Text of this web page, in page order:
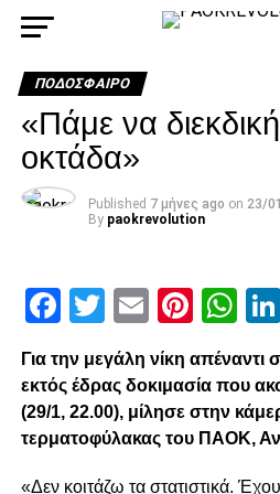
ΠΟΔΌΣΦΑΙΡΟ
«Πάμε να
οκτάδα»
Published 7 μήνες ago on 23/
By paokrevolution
Facebook
Twitter
Email
Για την μεγάλη νίκη απέναντι
εκτός έδρας δοκιμασία που
(29/1, 22.00), μίλησε στην
τερματοφύλακας του ΠΑΟΚ,
«Δεν κοιτάζω τα στατιστικά.